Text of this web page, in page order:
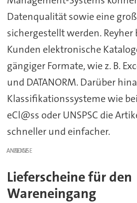
Datenqualität sowie eine
sichergestellt werden. Reyher
Kunden elektronische
gängiger Formate, wie z. B.
und DATANORM. Darüber
Klassifikationssysteme wie
eCl@ss oder UNSPSC die
schneller und einfacher.
ANZEIGE
Lieferscheine für den
Wareneingang